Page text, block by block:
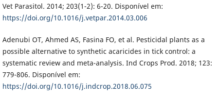
Vet Parasitol. 2014; 203(1-2): 6-20. Disponível em:
https://doi.org/10.1016/j.vetpar.2014.03.006
Adenubi OT, Ahmed AS, Fasina FO, et al. Pesticidal plants as a
possible alternative to synthetic acaricides in tick control: a
systematic review and meta-analysis. Ind Crops Prod. 2018; 123:
779-806. Disponível em:
https://doi.org/10.1016/j.indcrop.2018.06.075